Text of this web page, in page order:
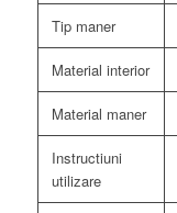
Tip maner
Material interior
Material maner
Instructiuni
utilizare